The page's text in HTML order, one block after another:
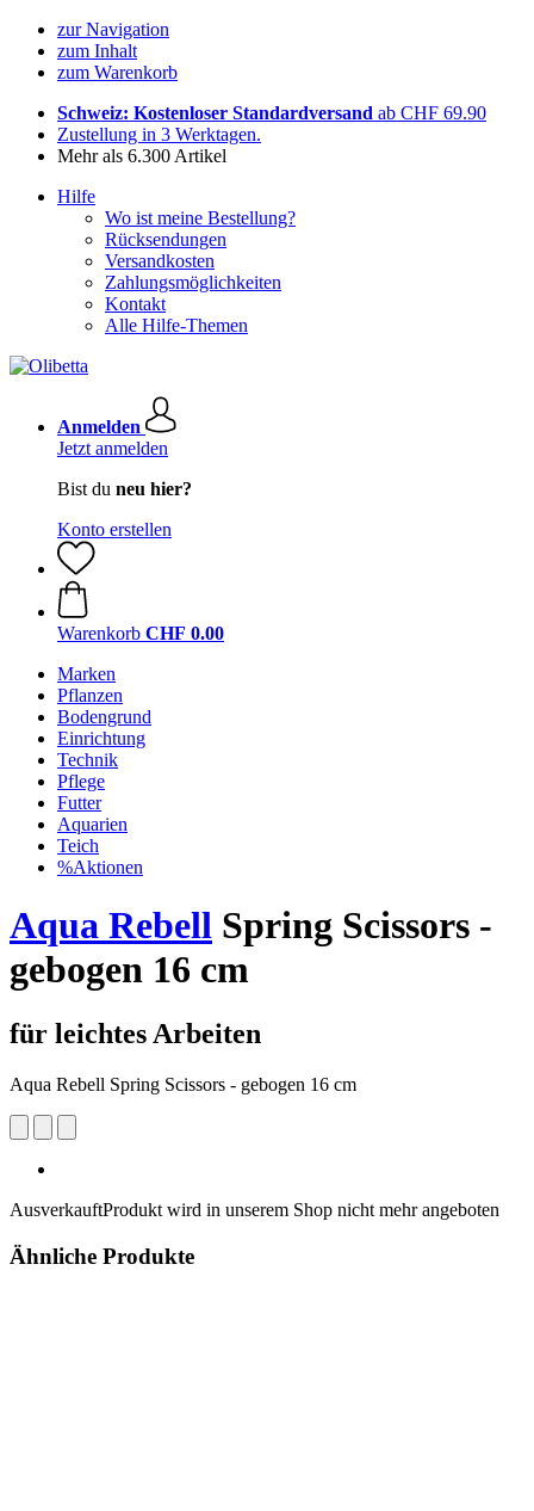
zur Navigation
zum Inhalt
zum Warenkorb
Schweiz: Kostenloser Standardversand ab CHF 69.90
Zustellung in 3 Werktagen.
Mehr als 6.300 Artikel
Hilfe
Wo ist meine Bestellung?
Rücksendungen
Versandkosten
Zahlungsmöglichkeiten
Kontakt
Alle Hilfe-Themen
Anmelden
Jetzt anmelden
Bist du neu hier?
Konto erstellen
Warenkorb CHF 0.00
Marken
Pflanzen
Bodengrund
Einrichtung
Technik
Pflege
Futter
Aquarien
Teich
%Aktionen
Aqua Rebell Spring Scissors -
gebogen 16 cm
für leichtes Arbeiten
Aqua Rebell Spring Scissors - gebogen 16 cm
AusverkauftProdukt wird in unserem Shop nicht mehr angeboten
Ähnliche Produkte